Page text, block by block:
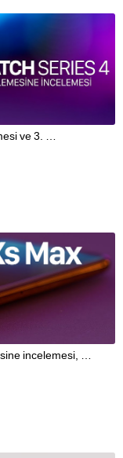
ve 3. …
incelemesi, …